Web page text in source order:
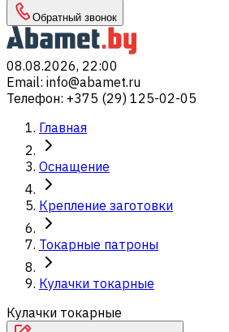
Обратный звонок
08.08.2026, 22:00
Email: info@abamet.ru
Телефон: +375 (29) 125-02-05
Главная
Оснащение
Крепление заготовки
Токарные патроны
Кулачки токарные
Кулачки токарные